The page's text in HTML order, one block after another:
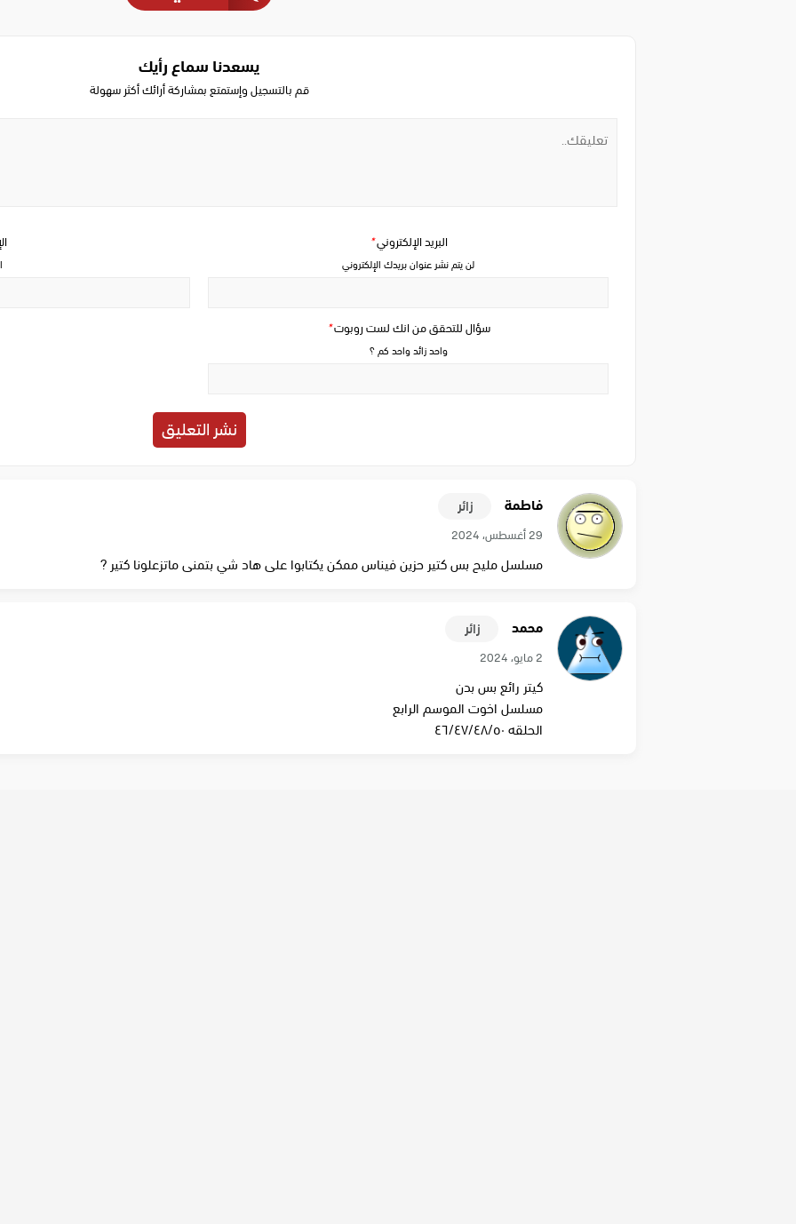
يسعدنا سماع رأيك
قم بالتسجيل وإستمتع بمشاركة أرائك أكثر سهولة
سؤال للتحقق من انك لست روبوت*
واحد زائد واحد كم ؟
البريد الإلكتروني*
لن يتم نشر عنوان بريدك الإلكتروني
فاطمة زائر
29 أغسطس، 2024
مسلسل مليح بس كتير حزين فيناس ممكن يكتابوا على هاد شي بتمنى ماتزعلونا كتير ?
محمد زائر
2 مايو، 2024
كيتر رائع بس بدن
مسلسل اخوت الموسم الرابع
الحلقه ٤٦/٤٧/٤٨/٥٠